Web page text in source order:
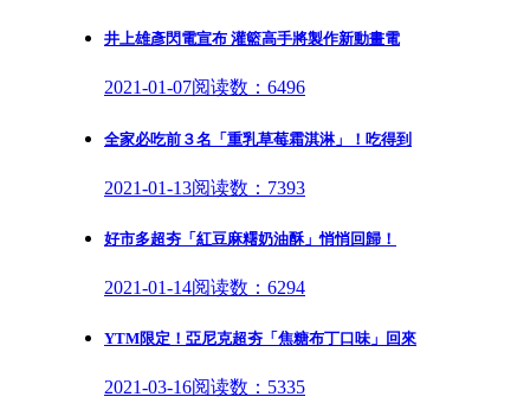
井上雄彥閃電宣布 灌籃高手將製作新動畫電
2021-01-07阅读数：6496
全家必吃前３名「重乳草莓霜淇淋」！吃得到
2021-01-13阅读数：7393
好市多超夯「紅豆麻糬奶油酥」悄悄回歸！
2021-01-14阅读数：6294
YTM限定！亞尼克超夯「焦糖布丁口味」回來
2021-03-16阅读数：5335